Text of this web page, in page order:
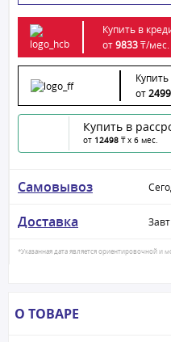
Купить в
от9833₸/мес.
Купить
от
Купить в
от 12498 ₸ x 6 мес.
Самовывоз
Доставка
*Указанная дата является ориентировочной и
О ТОВАРЕ